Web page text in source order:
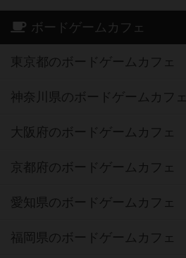
ボードゲームカフェ
東京都のボードゲームカフェ
神奈川県のボードゲームカフェ
大阪府のボードゲームカフェ
京都府のボードゲームカフェ
愛知県のボードゲームカフェ
福岡県のボードゲームカフェ